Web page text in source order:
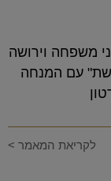
משפחה וירושה
"המצעד המשפטי" בערוץ 13 "רשת" עם המנחה
לקריאת המאמר >